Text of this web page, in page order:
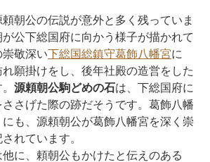
朝公の伝説が意外と多く残っていま
公下総国府に向かう様子が描かれて
敬深い下総国総鎮守葛飾八幡宮に
願掛けをし、後年社殿の造営をした
源頼朝公駒どめの石は、下総国府に
さげた際の跡だそうです。葛飾八幡
にも、源頼朝公が葛飾八幡宮を深く崇
れています。
に、頼朝公もかけたと伝えのある